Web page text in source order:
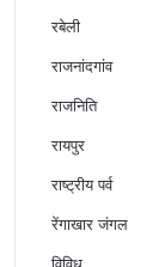
रबेली
राजनांदगांव
राजनिति
रायपुर
राष्ट्रीय पर्व
रेंगाखार जंगल